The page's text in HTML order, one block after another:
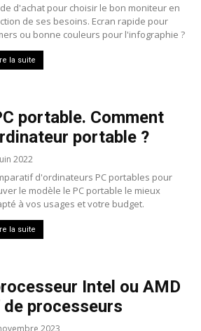
d'achat pour choisir le bon moniteur en
de ses besoins. Ecran rapide pour
ou bonne couleurs pour l'infographie ?
la suite
portable. Comment
portable ?
2022
d'ordinateurs PC portables pour
le modèle le PC portable le mieux
à vos usages et votre budget.
la suite
Intel ou AMD
processeurs
2023